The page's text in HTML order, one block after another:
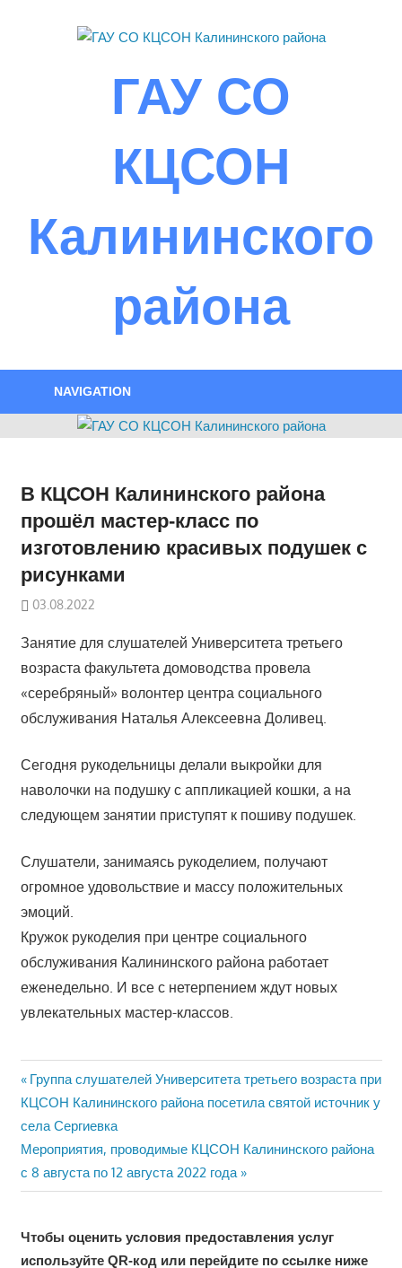
ГАУ СО
КЦСОН
Калининского
района
NAVIGATION
В КЦСОН Калининского района
прошёл мастер-класс по
изготовлению красивых подушек с
рисунками
03.08.2022
Занятие для слушателей Университета третьего
возраста факультета домоводства провела
«серебряный» волонтер центра социального
обслуживания Наталья Алексеевна Доливец.
Сегодня рукодельницы делали выкройки для
наволочки на подушку с аппликацией кошки, а на
следующем занятии приступят к пошиву подушек.
Слушатели, занимаясь рукоделием, получают
огромное удовольствие и массу положительных
эмоций.
Кружок рукоделия при центре социального
обслуживания Калининского района работает
еженедельно. И все с нетерпением ждут новых
увлекательных мастер-классов.
Навигация
по
записям
Previous
Post:
Группа слушателей Университета третьего возраста при
КЦСОН Калининского района посетила святой источник у
села Сергиевка
Next
Post:
Мероприятия, проводимые КЦСОН Калининского района
с 8 августа по 12 августа 2022 года
Чтобы оценить условия предоставления услуг
используйте QR-код или перейдите по ссылке ниже